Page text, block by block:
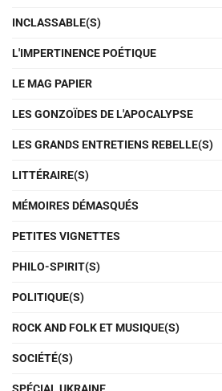
INCLASSABLE(S)
L'IMPERTINENCE POÉTIQUE
LE MAG PAPIER
LES GONZOÏDES DE L'APOCALYPSE
LES GRANDS ENTRETIENS REBELLE(S)
LITTÉRAIRE(S)
MÉMOIRES DÉMASQUÉS
PETITES VIGNETTES
PHILO-SPIRIT(S)
POLITIQUE(S)
ROCK AND FOLK ET MUSIQUE(S)
SOCIÉTÉ(S)